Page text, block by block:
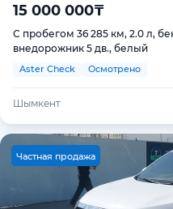
15 000 000₸
С пробегом 36 285 км, 2.0 л,
внедорожник 5 дв., белый
Aster Check Осмотрено
Шымкент
Частная продажа